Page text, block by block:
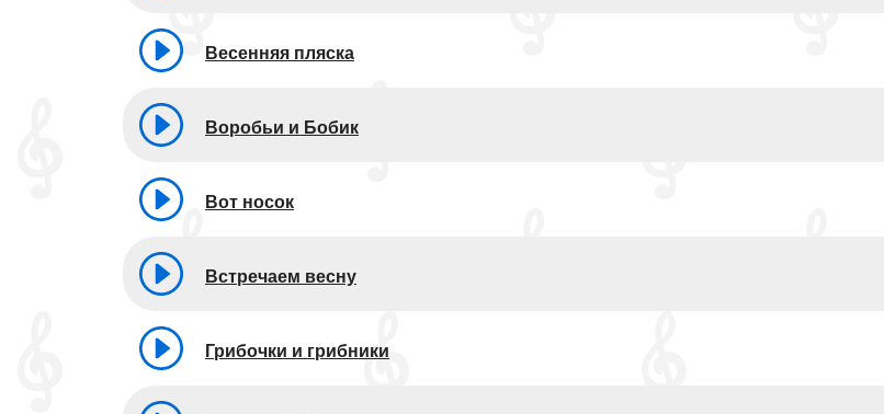
Весенняя пляска
Воробьи и Бобик
Вот носок
Встречаем весну
Грибочки и грибники